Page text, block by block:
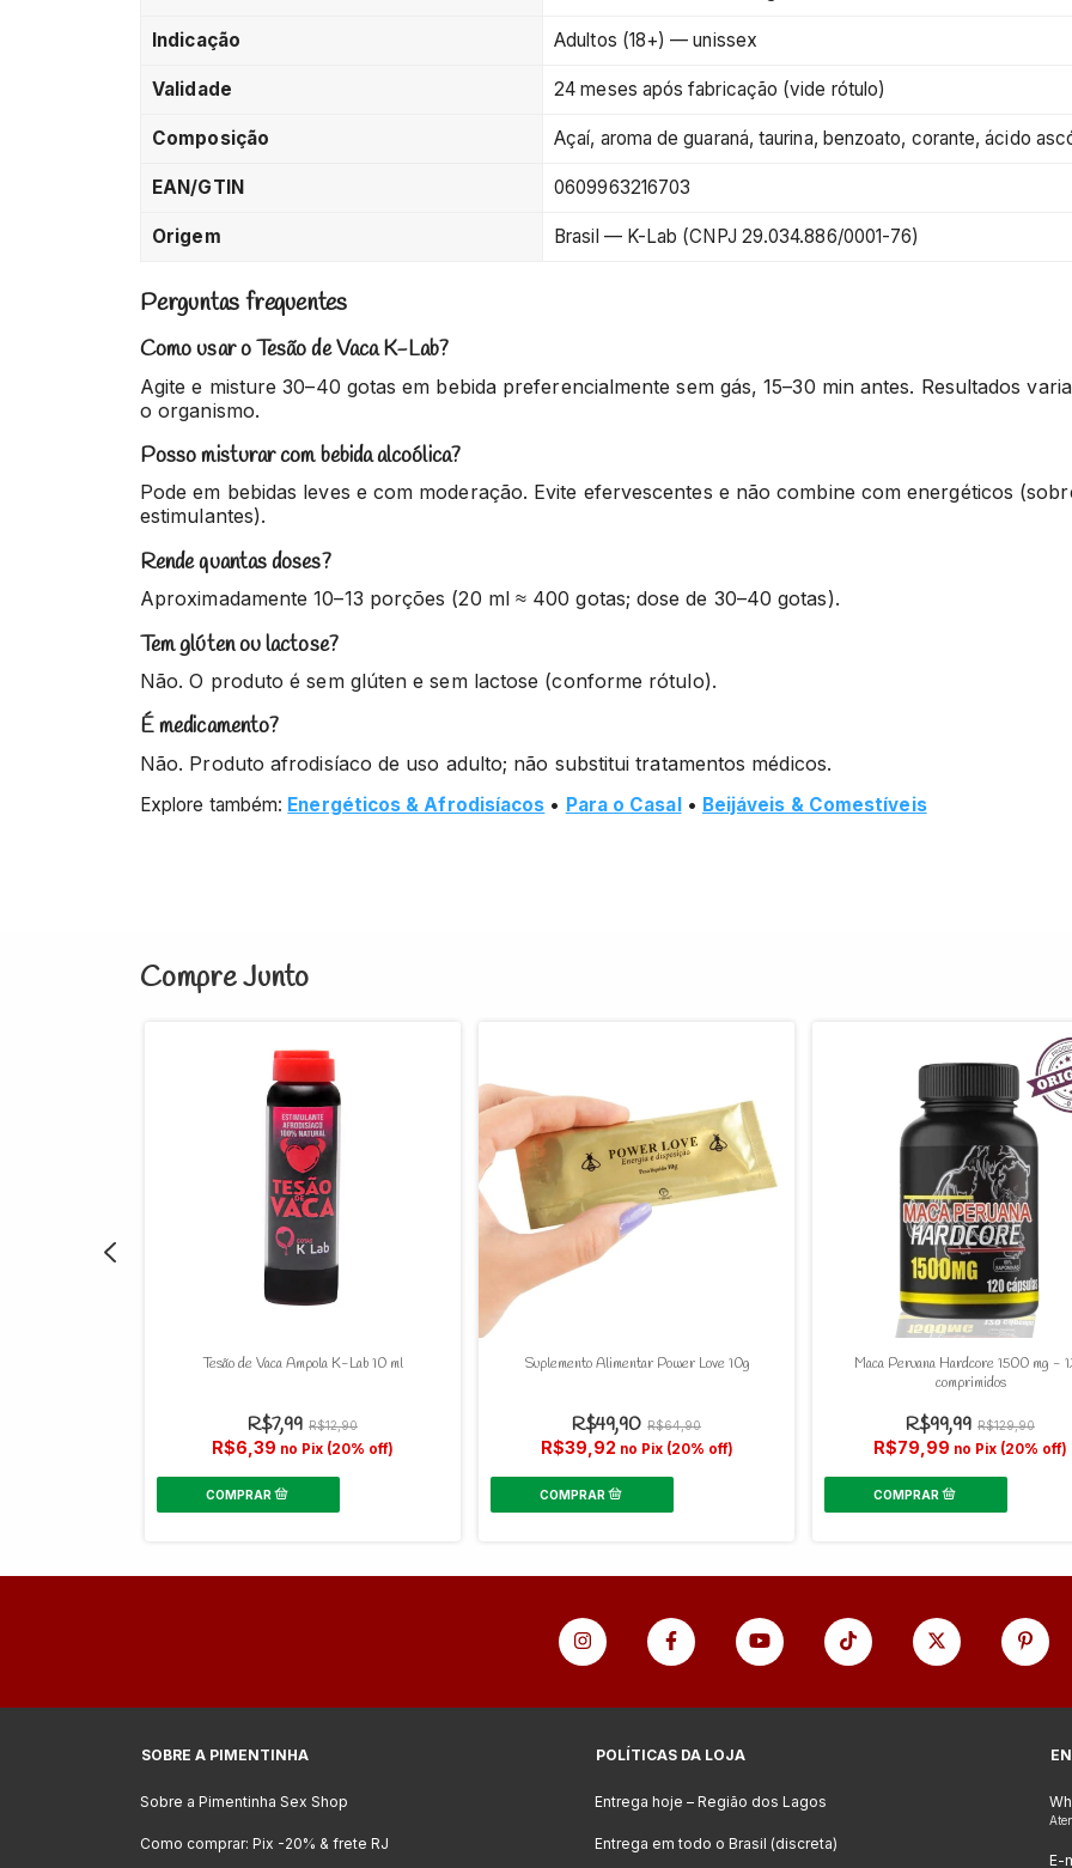
Indicação Adultos (18+) — unissex
Validade 24 meses após fabricação (vide rótulo)
Composição Açaí, aroma de guaraná, taurina, benzoato, corante, ácido
EAN/GTIN 0609963216703
Origem Brasil — K-Lab (CNPJ 29.034.886/0001-76)
Perguntas frequentes
Como usar o Tesão de Vaca K-Lab?
Agite e misture 30–40 gotas em bebida preferencialmente sem gás, 15–30 min antes. Resultados
o organismo.
Posso misturar com bebida alcoólica?
Pode em bebidas leves e com moderação. Evite efervescentes e não combine com energéticos
estimulantes).
Rende quantas doses?
Aproximadamente 10–13 porções (20 ml ≈ 400 gotas; dose de 30–40 gotas).
Tem glúten ou lactose?
Não. O produto é sem glúten e sem lactose (conforme rótulo).
É medicamento?
Não. Produto afrodisíaco de uso adulto; não substitui tratamentos médicos.
Explore também: Energéticos & Afrodisíacos • Para o Casal• Beijáveis & Comestíveis
Compre Junto
Tesão de Vaca Ampola K-Lab 10 ml
R$7,99 R$12,90
R$6,39 no Pix (20% off)
Suplemento Alimentar Power Love 10g
R$49,90 R$64,90
R$39,92 no Pix (20% off)
Maca Peruana Hardcore 1500 mg -
comprimidos
R$99,99 R$129,90
R$79,99 no Pix (20% off)
SOBRE A PIMENTINHA
Sobre a Pimentinha Sex Shop
Como comprar: Pix -20% & frete RJ
POLÍTICAS DA LOJA
Entrega hoje – Região dos Lagos
Entrega em todo o Brasil (discreta)
E-